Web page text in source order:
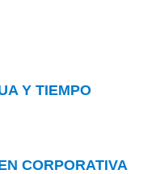
Y TIEMPO
CORPORATIVA